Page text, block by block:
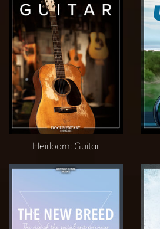
Heirloom: Guitar